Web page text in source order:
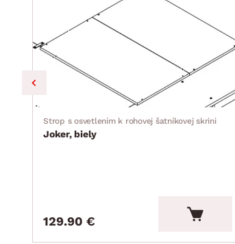
vyrobené v Nemecku
dodávané v demonte
Strop s osvetlením k rohovej šatníkovej skrini
Joker, biely
129.90 €